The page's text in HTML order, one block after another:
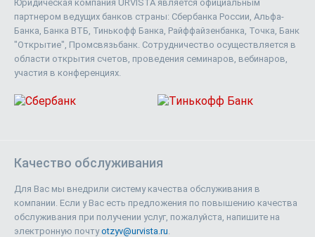
Юридическая компания URVISTA является официальным
партнером ведущих банков страны: Сбербанка России, Альфа-
Банка, Банка ВТБ, Тинькофф Банка, Райффайзенбанка, Точка, Банк
"Открытие", Промсвязьбанк. Сотрудничество осуществляется в
области открытия счетов, проведения семинаров, вебинаров,
участия в конференциях.
Качество обслуживания
Для Вас мы внедрили систему качества обслуживания в
компании. Если у Вас есть предложения по повышению качества
обслуживания при получении услуг, пожалуйста, напишите на
электронную почтуotzyv@urvista.ru.